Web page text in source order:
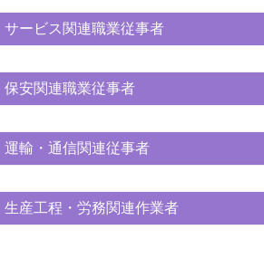
サービス関連職業従事者
保安関連職業従事者
運輸・通信関連従事者
生産工程・労務関連作業者